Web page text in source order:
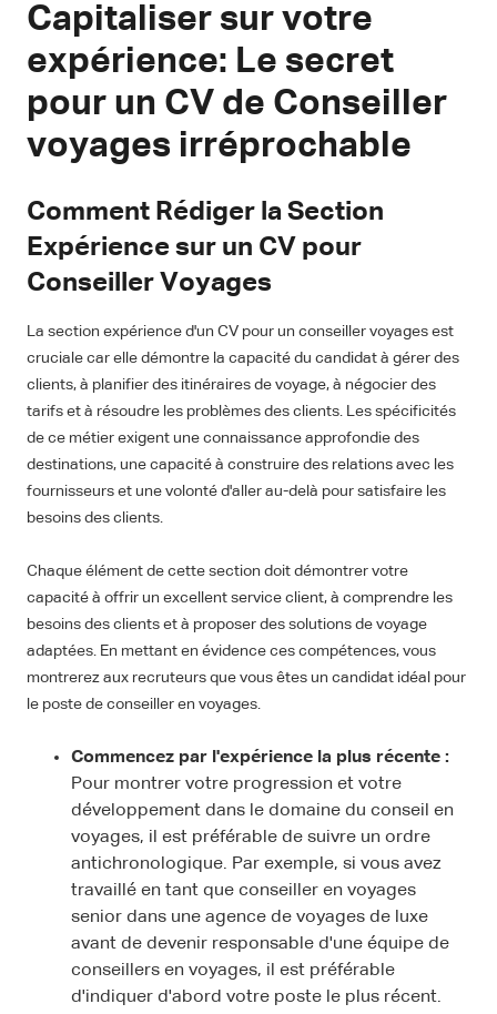
Capitaliser sur votre
expérience: Le secret
pour un CV de Conseiller
voyages irréprochable
Comment Rédiger la Section
Expérience sur un CV pour
Conseiller Voyages
La section expérience d'un CV pour un conseiller voyages est
cruciale car elle démontre la capacité du candidat à gérer des
clients, à planifier des itinéraires de voyage, à négocier des
tarifs et à résoudre les problèmes des clients. Les spécificités
de ce métier exigent une connaissance approfondie des
destinations, une capacité à construire des relations avec les
fournisseurs et une volonté d'aller au-delà pour satisfaire les
besoins des clients.
Chaque élément de cette section doit démontrer votre
capacité à offrir un excellent service client, à comprendre les
besoins des clients et à proposer des solutions de voyage
adaptées. En mettant en évidence ces compétences, vous
montrerez aux recruteurs que vous êtes un candidat idéal pour
le poste de conseiller en voyages.
Commencez par l'expérience la plus récente :
Pour montrer votre progression et votre
développement dans le domaine du conseil en
voyages, il est préférable de suivre un ordre
antichronologique. Par exemple, si vous avez
travaillé en tant que conseiller en voyages
senior dans une agence de voyages de luxe
avant de devenir responsable d'une équipe de
conseillers en voyages, il est préférable
d'indiquer d'abord votre poste le plus récent.